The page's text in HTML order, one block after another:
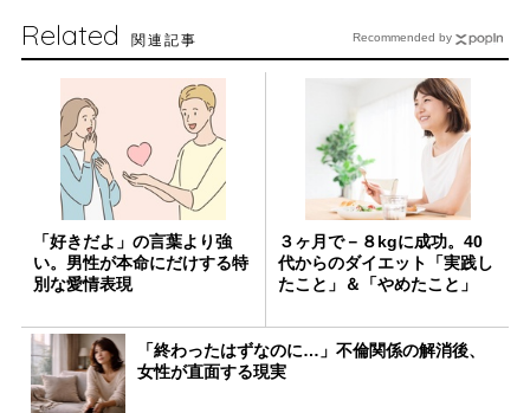
Related 関連記事
「好きだよ」の言葉より強
い。男性が本命にだけする特
別な愛情表現
３ヶ月で－８kgに成功。40
代からのダイエット「実践し
たこと」＆「やめたこと」
「終わったはずなのに…」不倫関係の解消後、
女性が直面する現実
Recommended by